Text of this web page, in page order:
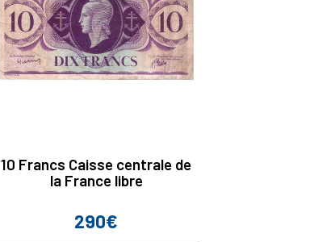
10 Francs Caisse centrale de
la France libre
Prix
290€